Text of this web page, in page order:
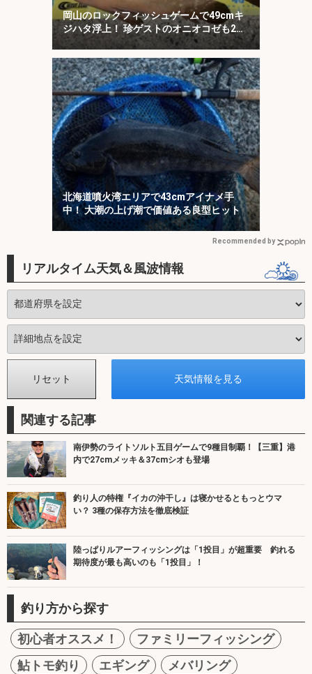
岡山のロックフィッシュゲームで49cmキ
ジハタ浮上！ 珍ゲストのオニオコゼも2連
発
北海道噴火湾エリアで43cmアイナメ手
中！ 大潮の上げ潮で価値ある良型ヒット
Recommended by
リアルタイム天気＆風波情報
関連する記事
南伊勢のライトソルト五目ゲームで9種目制覇！【三重】港
内で27cmメッキ＆37cmシオも登場
釣り人の特権『イカの沖干し』は寝かせるともっとウマ
い？ 3種の保存方法を徹底検証
陸っぱりルアーフィッシングは「1投目」が超重要 釣れる
期待度が最も高いのも「1投目」！
釣り方から探す
初心者オススメ！
ファミリーフィッシング
鮎トモ釣り
エギング
メバリング